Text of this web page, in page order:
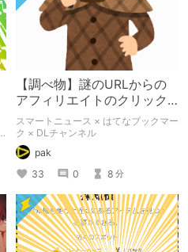
【調べ物】謎のURLからの
アフィリエイトのクリック
を調べたら超メジャーなア
プリでした
スマートニュース × はてなブックマー
ク × DLチャンネル
pak
33
0 8 分